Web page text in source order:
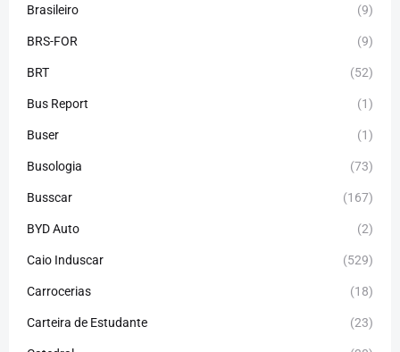
Brasileiro (9)
BRS-FOR (9)
BRT (52)
Bus Report (1)
Buser (1)
Busologia (73)
Busscar (167)
BYD Auto (2)
Caio Induscar (529)
Carrocerias (18)
Carteira de Estudante (23)